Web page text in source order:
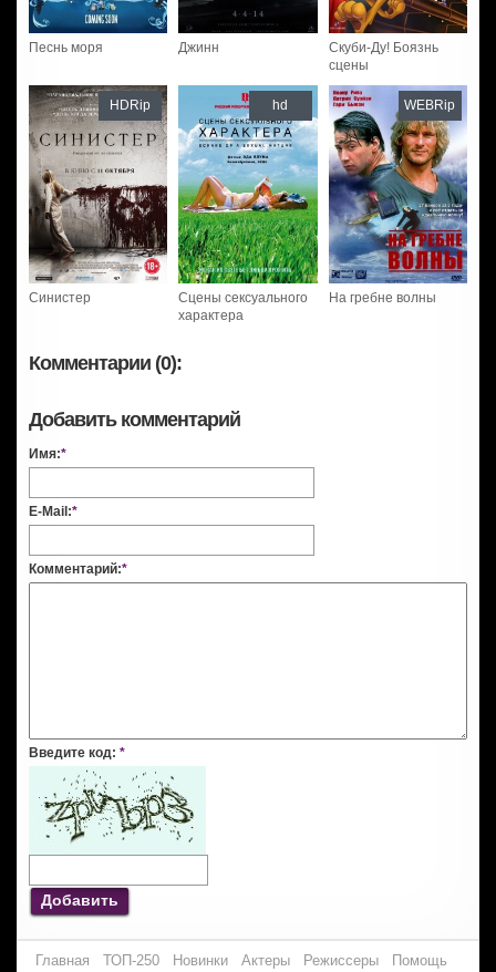
Песнь моря Джинн
Скуби-Ду! Боязнь
сцены
Синистер
HDRip
Сцены сексуального
характера
hd
На гребне волны
WEBRip
Комментарии (0):
Добавить комментарий
Имя:*
E-Mail:*
Комментарий:*
Введите код: *
Добавить
Главная ТОП-250 Новинки Актеры Режиссеры
Помощь